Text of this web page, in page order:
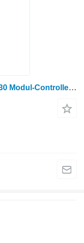
ENG 7630 7730 7930 8130 8230 9530 Modul-Controller-Computer RE520953 Steuereinheit für John Deere 7630 7730 7930 8130 8230 9530 Radtraktor